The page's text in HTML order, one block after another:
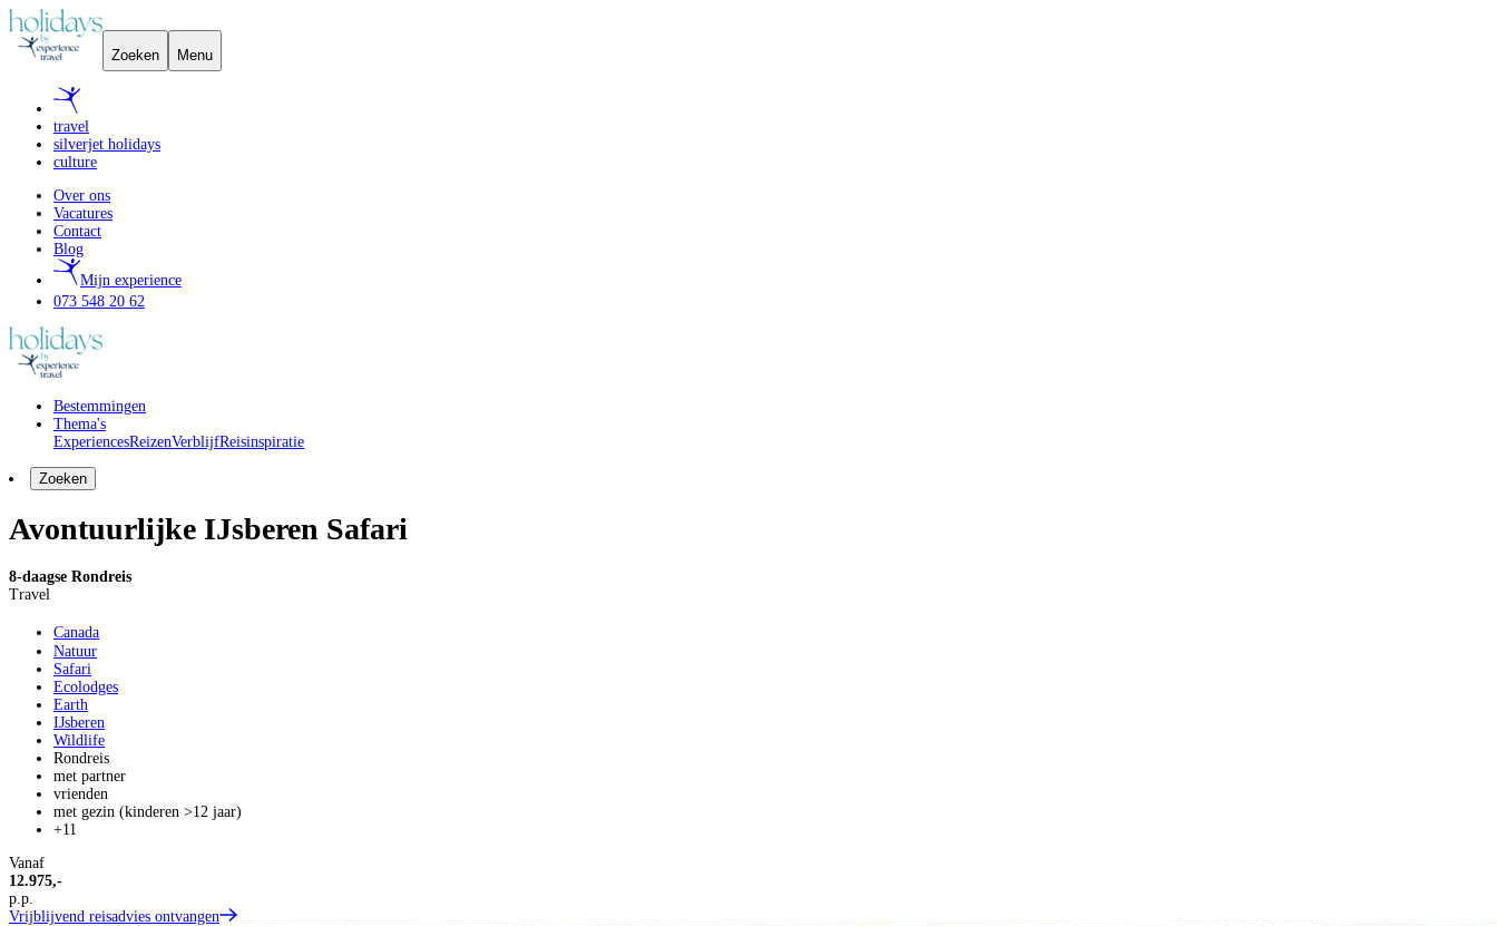
Zoeken Menu
travel
silverjet holidays
culture
Over ons
Vacatures
Contact
Blog
Mijn experience
073 548 20 62
Bestemmingen
Thema's
ExperiencesReizenVerblijfReisinspiratie
Zoeken
Avontuurlijke IJsberen Safari
8-daagse Rondreis
Travel
Canada
Natuur
Safari
Ecolodges
Earth
IJsberen
Wildlife
Rondreis
met partner
vrienden
met gezin (kinderen >12 jaar)
+11
Vanaf
12.975,-
p.p.
Vrijblijvend reisadvies ontvangen